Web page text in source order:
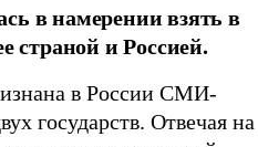
в намерении взять в
страной и Россией.
в России СМИ-
государств. Отвечая на